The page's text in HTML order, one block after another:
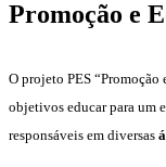
Promoção e
O projeto PES “Promoção
objetivos educar para um
responsáveis em diversas